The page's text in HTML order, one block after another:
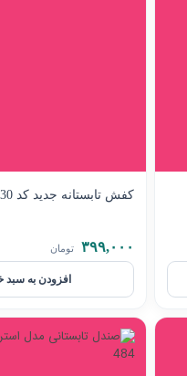
کفش تابستانه جدید کد 30
۳۹۹,۰۰۰ تومان
افزودن به سبد